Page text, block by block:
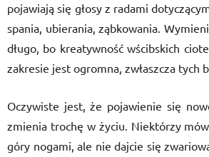
pojawiają się głosy z radami
spania, ubierania, ząbkowania.
długo, bo kreatywność wścibskich
zakresie jest ogromna, zwłaszcza tych
Oczywiste jest, że pojawienie się
zmienia trochę w życiu. Niektórzy
góry nogami, ale nie dajcie się